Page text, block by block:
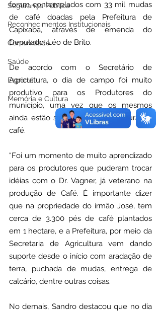
Segurança Pública
Reconhecimentos Institucionais
Comunidade
Saúde
Esporte
Memória e Cultura
foram contemplados com 33 mil mudas
de café doadas pela Prefeitura de
Capixaba, através de emenda do
Deputado, Léo de Brito.
De acordo com o Secretário de
Agricultura, o dia de campo foi muito
produtivo para os Produtores do
município, uma vez que os mesmos
ainda estão se adequando a cultura do
café.
“Foi um momento de muito aprendizado
para os produtores que puderam trocar
idéias com o Dr. Vagner, já veterano na
produção de Café. É importante dizer
que na propriedade do irmão José, tem
cerca de 3.300 pés de café plantados
em 1 hectare, e a Prefeitura, por meio da
Secretaria de Agricultura vem dando
suporte desde o início com aradação de
terra, puchada de mudas, entrega de
calcário, dentre outras coisas.
No demais, Sandro destacou que no dia